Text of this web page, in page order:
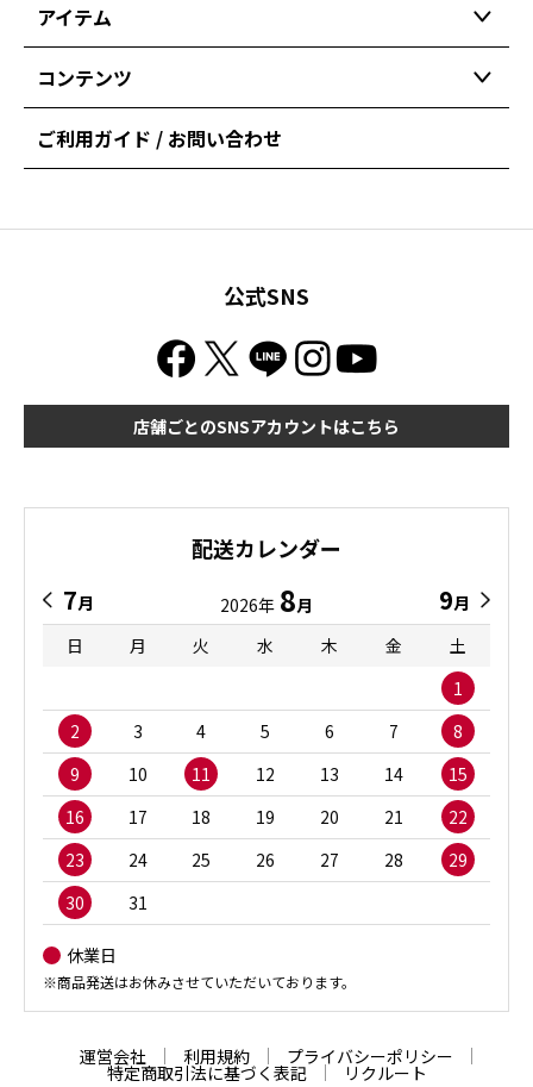
アイテム
コンテンツ
ご利用ガイド / お問い合わせ
公式SNS
店舗ごとのSNSアカウントはこちら
配送カレンダー
7月 2026年 8月 9月
日
月 火 水 木 金
土
1
2
3 4 5 6 7
8
9
10 11 12 13 14
15
16
17 18 19 20 21
22
23
24 25 26 27 28
29
30
31
休業日
※商品発送はお休みさせていただいております。
運営会社 利用規約 プライバシーポリシー
特定商取引法に基づく表記 リクルート